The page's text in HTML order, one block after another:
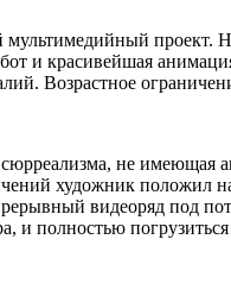
проект.
и красивейшая
Возрастное
не
художник положил
видеоряд под
и полностью